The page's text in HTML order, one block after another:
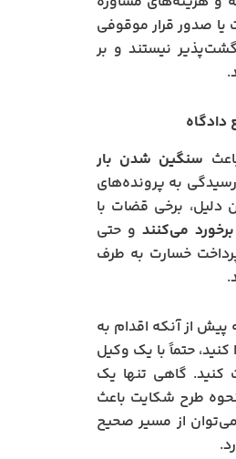
صدور قرار موقوفی
نیستند و بر
دادگاه
سنگین شدن بار
رسیدگی به پرونده‌های
برخی قضات با
می‌کنند و حتی
خسارت به طرف
از آنکه اقدام به
حتماً با یک وکیل
گاهی تنها یک
طرح شکایت باعث
از مسیر صحیح